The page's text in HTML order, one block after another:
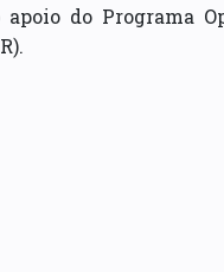
do Programa